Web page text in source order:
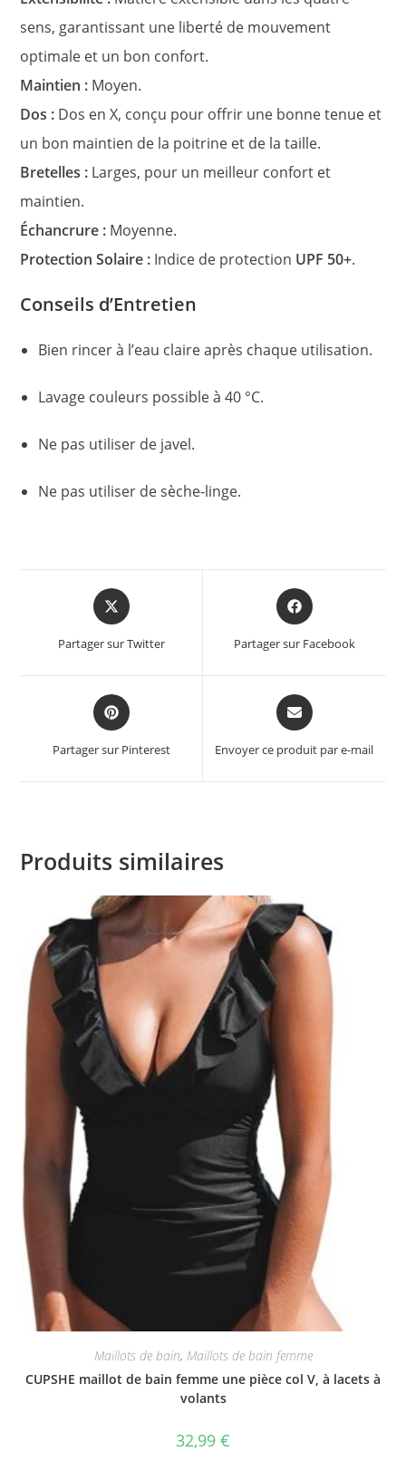
sens, garantissant une liberté de mouvement
optimale et un bon confort.
Maintien : Moyen.
Dos : Dos en X, conçu pour offrir une bonne tenue et
un bon maintien de la poitrine et de la taille.
Bretelles : Larges, pour un meilleur confort et
maintien.
Échancrure : Moyenne.
Protection Solaire : Indice de protection UPF 50+.
Conseils d’Entretien
Bien rincer à l’eau claire après chaque utilisation.
Lavage couleurs possible à 40 °C.
Ne pas utiliser de javel.
Ne pas utiliser de sèche-linge.
Opens
in
new
Partager sur Twitter
Opens
in
Partager sur Facebook
Opens
in
Partager sur Pinterest
Opens
in
new
Envoyer ce produit par e-mail
Produits similaires
Maillots de bain, Maillots de bain femme
CUPSHE maillot de bain femme une pièce col V, à lacets à
volants
32,99 €